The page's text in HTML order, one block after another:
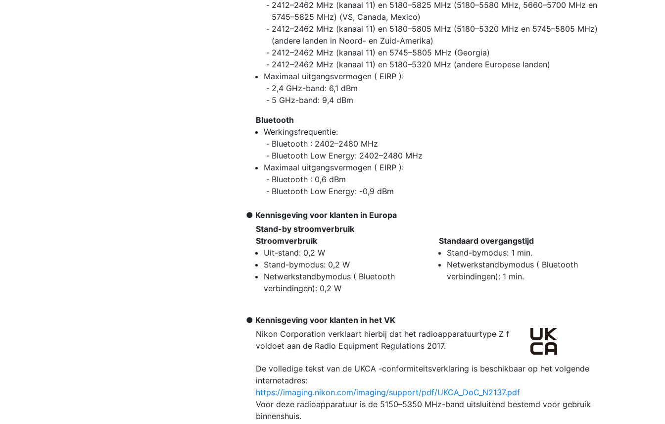
2412–2462 MHz (kanaal 11) en 5180–5825 MHz (5180–5580 MHz, 5660–5700 MHz en
5745–5825 MHz) (VS, Canada, Mexico)
2412–2462 MHz (kanaal 11) en 5180–5805 MHz (5180–5320 MHz en 5745–5805 MHz)
(andere landen in Noord- en Zuid-Amerika)
2412–2462 MHz (kanaal 11) en 5745–5805 MHz (Georgia)
2412–2462 MHz (kanaal 11) en 5180–5320 MHz (andere Europese landen)
Maximaal uitgangsvermogen ( EIRP ):
2,4 GHz-band: 6,1 dBm
5 GHz-band: 9,4 dBm
Bluetooth
Werkingsfrequentie:
Bluetooth : 2402–2480 MHz
Bluetooth Low Energy: 2402–2480 MHz
Maximaal uitgangsvermogen ( EIRP ):
Bluetooth : 0,6 dBm
Bluetooth Low Energy: -0,9 dBm
Kennisgeving voor klanten in Europa
Stand-by stroomverbruik
Stroomverbruik
Uit-stand: 0,2 W
Stand-bymodus: 0,2 W
Netwerkstandbymodus ( Bluetooth
verbindingen): 0,2 W
Standaard overgangstijd
Stand-bymodus: 1 min.
Netwerkstandbymodus ( Bluetooth
verbindingen): 1 min.
Kennisgeving voor klanten in het VK
Nikon Corporation verklaart hierbij dat het radioapparatuurtype Z f
voldoet aan de Radio Equipment Regulations 2017.
De volledige tekst van de UKCA -conformiteitsverklaring is beschikbaar op het volgende
internetadres:
https://imaging.nikon.com/imaging/support/pdf/UKCA_DoC_N2137.pdf
Voor deze radioapparatuur is de 5150–5350 MHz-band uitsluitend bestemd voor gebruik
binnenshuis.